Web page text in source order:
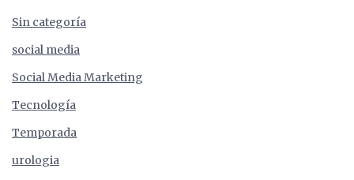
Sin categoría
social media
Social Media Marketing
Tecnología
Temporada
urologia